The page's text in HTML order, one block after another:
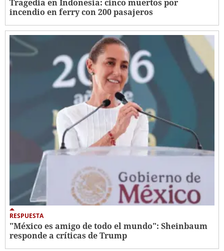
Tragedia en Indonesia: cinco muertos por
incendio en ferry con 200 pasajeros
RESPUESTA
"México es amigo de todo el mundo": Sheinbaum
responde a críticas de Trump